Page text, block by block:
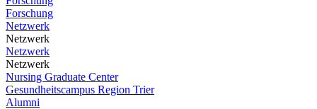
Forschung
Netzwerk
Netzwerk
Netzwerk
Netzwerk
Nursing Graduate Center
Gesundheitscampus Region Trier
Alumni